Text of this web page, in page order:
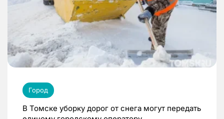
Город
В Томске уборку дорог от снега могут передать